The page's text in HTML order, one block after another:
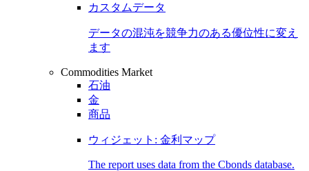
カスタムデータ
データの混沌を競争力のある優位性に変え
ます
Commodities Market
石油
金
商品
ウィジェット: 金利マップ
The report uses data from the Cbonds database.